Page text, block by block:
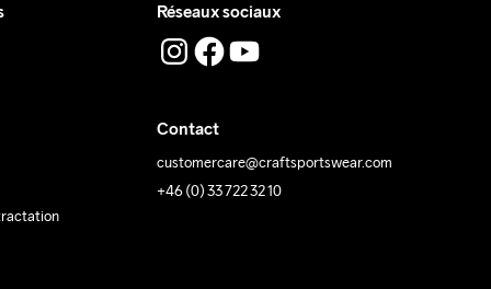
Réseaux sociaux
Contact
customercare@craftsportswear.com
+46 (0) 33 722 32 10